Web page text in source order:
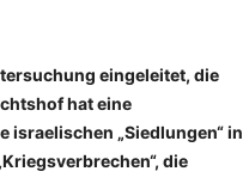
eingeleitet, die
hat eine
israelischen „Siedlungen“ in
die